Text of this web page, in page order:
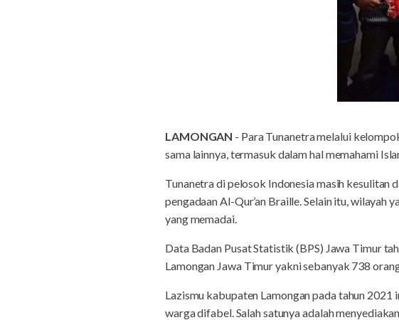
LAMONGAN - Para Tunanetra melalui
sama lainnya, termasuk dalam hal memahami
Tunanetra di pelosok Indonesia masih kesulitan
pengadaan Al-Qur’an Braille. Selain itu,
yang memadai.
Data Badan Pusat Statistik (BPS) Jawa Timur
Lamongan Jawa Timur yakni sebanyak 738
Lazismu kabupaten Lamongan pada tahun
warga difabel. Salah satunya adalah